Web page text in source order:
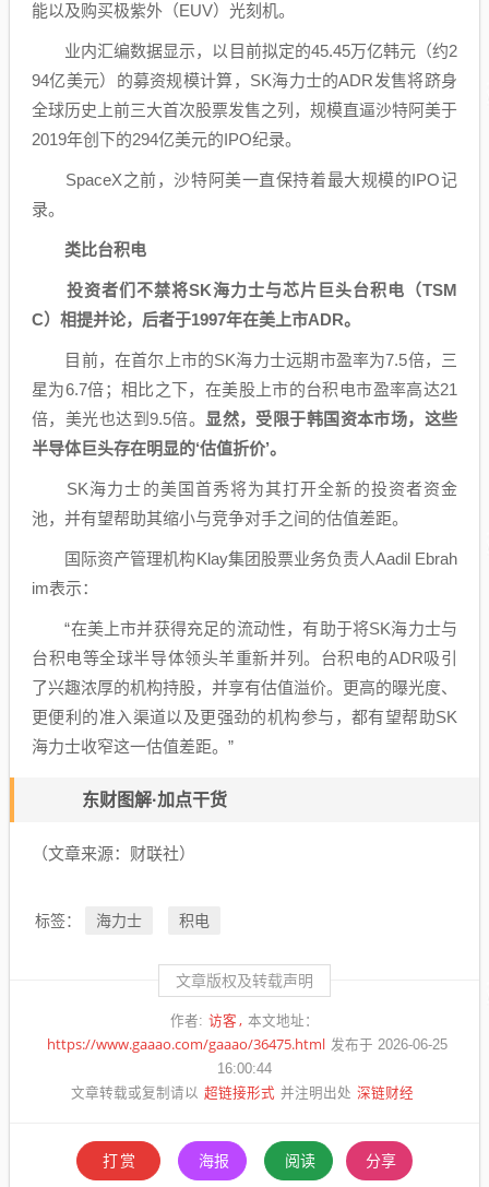
能以及购买极紫外（EUV）光刻机。
业内汇编数据显示，以目前拟定的45.45万亿韩元（约2
94亿美元）的募资规模计算，SK海力士的ADR发售将跻身
全球历史上前三大首次股票发售之列，规模直逼沙特阿美于
2019年创下的294亿美元的IPO纪录。
SpaceX之前，沙特阿美一直保持着最大规模的IPO记
录。
类比台积电
投资者们不禁将SK海力士与芯片巨头台积电 （TSM
C）相提并论，后者于1997年在美上市ADR。
目前，在首尔上市的SK海力士远期市盈率为7.5倍，三
星为6.7倍；相比之下，在美股上市的台积电市盈率高达21
倍，美光也达到9.5倍。
显然，受限于韩国资本市场，这些
半导体 巨头存在明显的‘估值折价’。
SK海力士的美国首秀将为其打开全新的投资者资金
池，并有望帮助其缩小与竞争对手之间的估值差距。
国际资产管理机构Klay集团股票业务负责人Aadil Ebrah
im表示：
“在美上市并获得充足的流动性，有助于将SK海力士与
台积电等全球半导体领头羊重新并列。台积电的ADR吸引
了兴趣浓厚的机构持股，并享有估值溢价。更高的曝光度、
更便利的准入渠道以及更强劲的机构参与，都有望帮助SK
海力士收窄这一估值差距。”
东财图解·加点干货
（文章来源：财联社）
标签： 海力士 积电
文章版权及转载声明
作者: 访客 本文地址：
https://www.gaaao.com/gaaao/36475.html 发布于 2026-06-25
16:00:44
文章转载或复制请以 超链接形式 并注明出处 深链财经
打赏 海报 阅读 分享